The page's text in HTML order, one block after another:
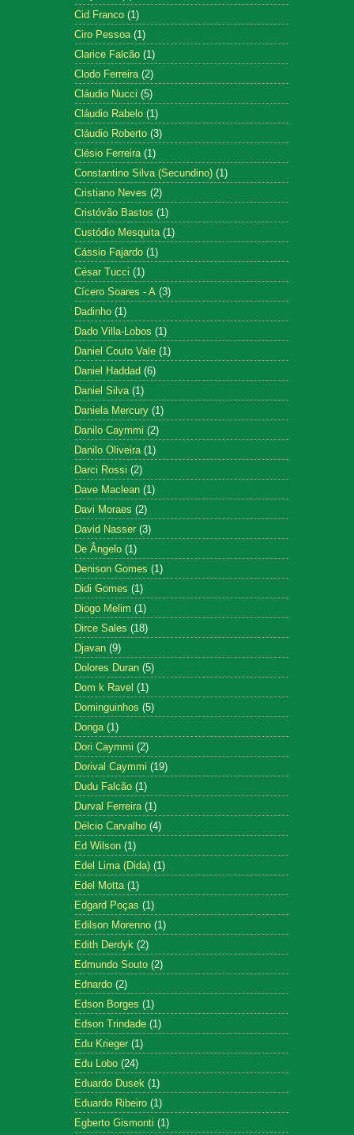
Cid Franco (1)
Ciro Pessoa (1)
Clarice Falcão (1)
Clodo Ferreira (2)
Cláudio Nucci (5)
Cláudio Rabelo (1)
Cláudio Roberto (3)
Clésio Ferreira (1)
Constantino Silva (Secundino) (1)
Cristiano Neves (2)
Cristóvão Bastos (1)
Custódio Mesquita (1)
Cássio Fajardo (1)
César Tucci (1)
Cícero Soares - A (3)
Dadinho (1)
Dado Villa-Lobos (1)
Daniel Couto Vale (1)
Daniel Haddad (6)
Daniel Silva (1)
Daniela Mercury (1)
Danilo Caymmi (2)
Danilo Oliveira (1)
Darci Rossi (2)
Dave Maclean (1)
Davi Moraes (2)
David Nasser (3)
De Ângelo (1)
Denison Gomes (1)
Didi Gomes (1)
Diogo Melim (1)
Dirce Sales (18)
Djavan (9)
Dolores Duran (5)
Dom k Ravel (1)
Dominguinhos (5)
Donga (1)
Dori Caymmi (2)
Dorival Caymmi (19)
Dudu Falcão (1)
Durval Ferreira (1)
Délcio Carvalho (4)
Ed Wilson (1)
Edel Lima (Dida) (1)
Edel Motta (1)
Edgard Poças (1)
Edilson Morenno (1)
Edith Derdyk (2)
Edmundo Souto (2)
Ednardo (2)
Edson Borges (1)
Edson Trindade (1)
Edu Krieger (1)
Edu Lobo (24)
Eduardo Dusek (1)
Eduardo Ribeiro (1)
Egberto Gismonti (1)